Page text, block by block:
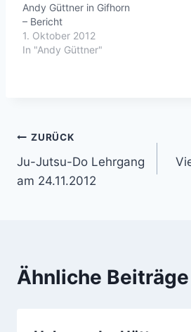
Andy Güttner in Gifhorn
– Bericht
1. Oktober 2012
In "Andy Güttner"
Beitragsnavigation
ZURÜCK
Ju-Jutsu-Do Lehrgang
am 24.11.2012
Ähnliche Beiträge